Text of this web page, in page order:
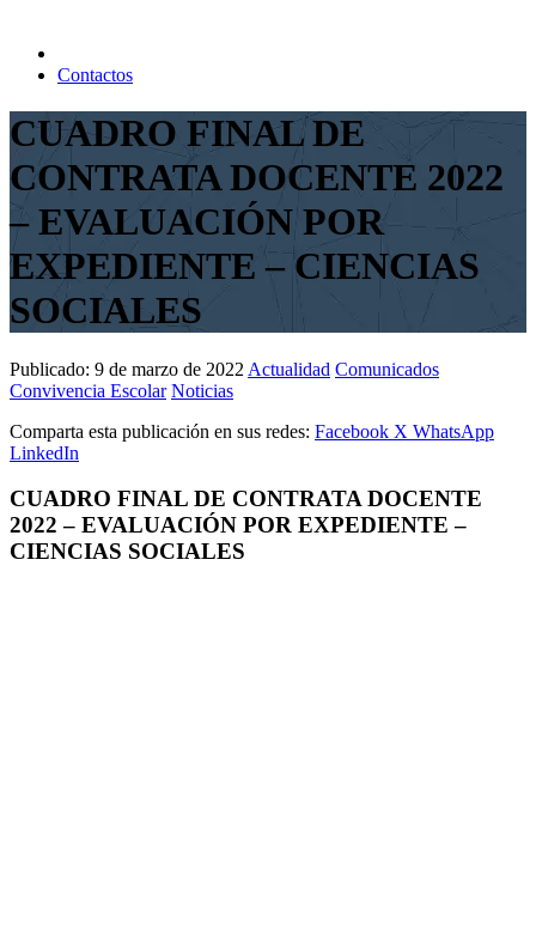
Contactos
CUADRO FINAL DE
CONTRATA DOCENTE 2022
– EVALUACIÓN POR
EXPEDIENTE – CIENCIAS
SOCIALES
Publicado: 9 de marzo de 2022 Actualidad Comunicados
Convivencia Escolar Noticias
Comparta esta publicación en sus redes: Facebook X WhatsApp
LinkedIn
CUADRO FINAL DE CONTRATA DOCENTE
2022 – EVALUACIÓN POR EXPEDIENTE –
CIENCIAS SOCIALES